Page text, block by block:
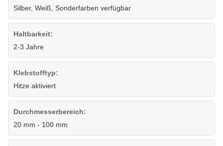
Silber, Weiß, Sonderfarben verfügbar
Haltbarkeit:
2-3 Jahre
Klebstofftyp:
Hitze aktiviert
Durchmesserbereich:
20 mm - 100 mm